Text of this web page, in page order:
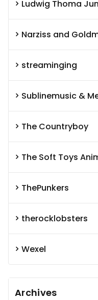
Ludwig Thoma
Narziss and
streaminging
Sublinemusic &
The Countryboy
The Soft Toys
ThePunkers
therocklobsters
Wexel
Archives